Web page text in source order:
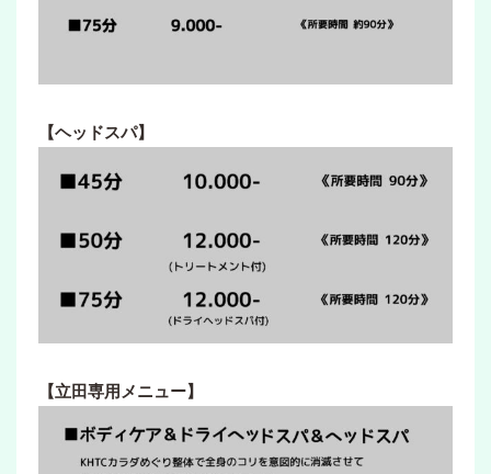
【ヘッドスパ】
【立田専用メニュー】